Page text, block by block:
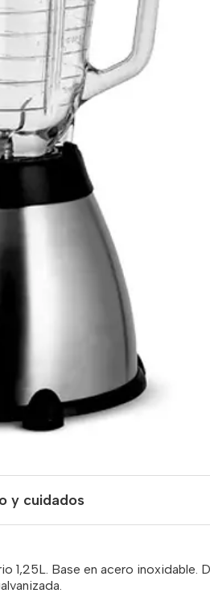
y cuidados
1,25L. Base en acero inoxidable.